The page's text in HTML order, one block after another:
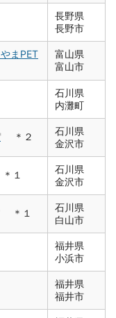
長野県
長野市
まPET
富山県
富山市
石川県
内灘町
＊２
石川県
金沢市
１
石川県
金沢市
＊１
石川県
白山市
福井県
小浜市
福井県
福井市